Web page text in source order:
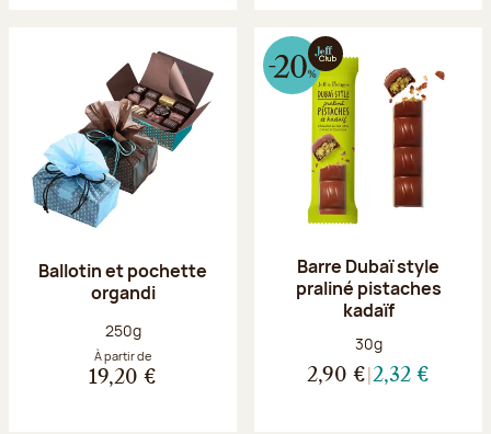
Ballotin et pochette
organdi
Poids net :
250g
À partir de
19,20 €
Barre Dubaï style
praliné pistaches
kadaïf
Poids net :
30g
2,90 € 2,32 €